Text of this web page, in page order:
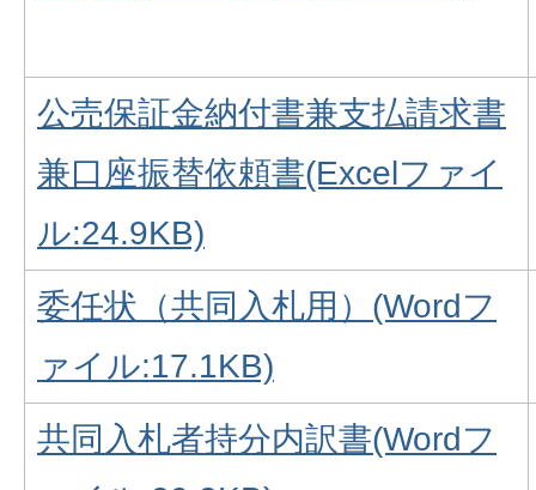
公売保証金納付書兼支払請求書
兼口座振替依頼書(Excelファイ
ル:24.9KB)
委任状（共同入札用）(Wordフ
ァイル:17.1KB)
共同入札者持分内訳書(Wordフ